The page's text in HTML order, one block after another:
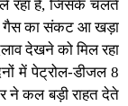
रहा है, जिसके चलते
गैसका संकट आ खड़ा
देखने को मिल रहा
में पेट्रोल-डीजल 8
ने कल बड़ी राहत देते